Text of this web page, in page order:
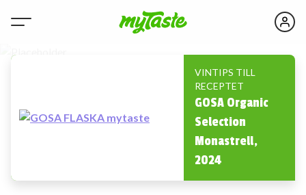
VINTIPS TILL
RECEPTET
GOSA Organic
Selection
Monastrell,
2024